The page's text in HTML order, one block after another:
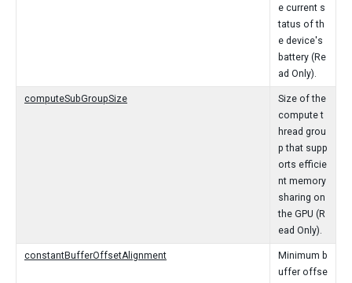
e current s
tatus of th
e device's
battery (Re
ad Only).
computeSubGroupSize
Size of the
compute t
hread grou
p that supp
orts efficie
nt memory
sharing on
the GPU (R
ead Only).
constantBufferOffsetAlignment
Minimum b
uffer offse